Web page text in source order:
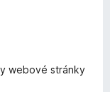
webové stránky